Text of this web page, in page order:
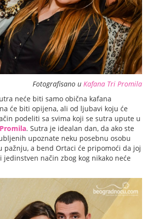
Fotografisano u Kafana Tri Promila
neće biti samo obična kafana
će biti opijena, ali od ljubavi koju će
podeliti sa svima koji se sutra upute u
. Sutra je idealan dan, da ako ste
upoznate neku posebnu osobu
pažnju, a bend Ortaci će pripomoći da joj
način zbog kog nikako neće